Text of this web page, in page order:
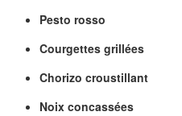
Pesto rosso
Courgettes grillées
Chorizo croustillant
Noix concassées